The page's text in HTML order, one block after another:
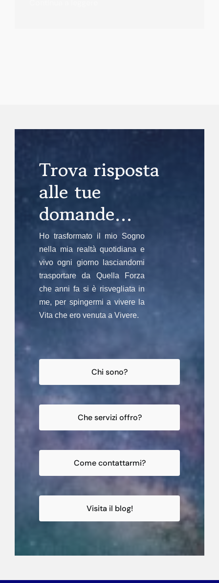
Trova risposta
alle tue
domande…
Ho trasformato il mio Sogno
nella mia realtà quotidiana e
vivo ogni giorno lasciandomi
trasportare da Quella Forza
che anni fa si è risvegliata in
me, per spingermi a vivere la
Vita che ero venuta a Vivere.
Chi sono?
Che servizi offro?
Come contattarmi?
Visita il blog!